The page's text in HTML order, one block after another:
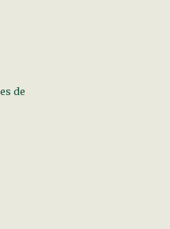
de